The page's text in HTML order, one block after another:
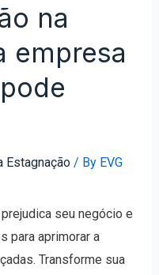
na
empresa
Estagnação/ By EVG
seu negócio e
para aprimorar a
Transforme sua